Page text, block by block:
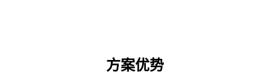
方案优势